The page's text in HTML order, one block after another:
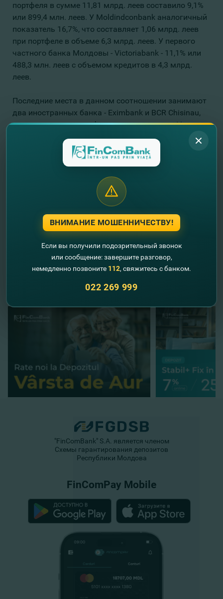
портфеля в сумме 11,81 млрд. леев составило 9,1%
или 899,4 млн. леев. У Moldindconbank аналогичный
показатель 16,7%, что составляет 1,06 млрд. леев
при портфеле в объеме 6,3 млрд. леев. У первого
частного банка Молдовы - Victoriabank - 11,1% или
488,3 млн. леев с объемом кредитов в 4,3 млрд.
леев.
Последние места в данном соотношении занимают
два иностранных банка - Eximbank и BCR Chisinau,
которые относятся к финансовым группам Veneto
Banca (Италия) и Erste Group (Австрия). У них
данные показатели зафиксированы к началу
апреля на уровне 17,2% и 21% соответственно с
99,8 млн. леев соответственно. Объемы кредитов
данных банков на 31 марта составляли 1,2 млрд.
Источник:infotag.md
Другие новости
"FinComBank" S.A. является членом
Схемы гарантирования депозитов
Республики Молдова
FinComPay Mobile
ВНИМАНИЕ МОШЕННИЧЕСТВУ!
Если вы получили подозрительный звонок
или сообщение: завершите разговор,
немедленно позвоните 112, свяжитесь с банком.
022 269 999